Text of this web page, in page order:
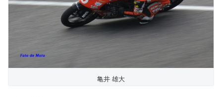
亀井 雄大